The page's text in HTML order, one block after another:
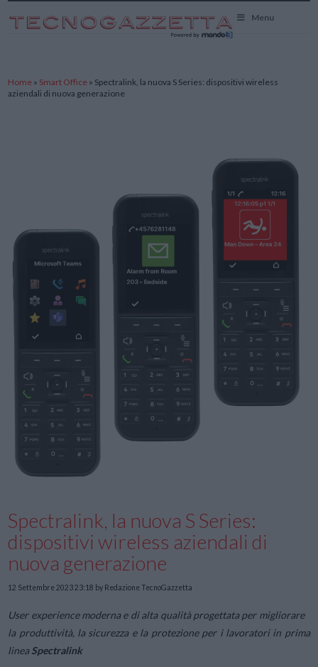
Menu
Home » Smart Office » Spectralink, la nuova S Series: dispositivi wireless
aziendali di nuova generazione
Spectralink, la nuova S Series:
dispositivi wireless aziendali di
nuova generazione
12 Settembre 2023 23:18 by Redazione TecnoGazzetta
User experience moderna e di alta qualità progettata per migliorare
la produttività, la sicurezza e la protezione per i lavoratori in prima
linea Spectralink